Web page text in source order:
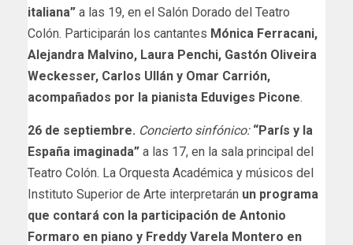
italiana” a las 19, en el Salón Dorado del Teatro
Colón. Participarán los cantantes Mónica Ferracani,
Alejandra Malvino, Laura Penchi, Gastón Oliveira
Weckesser, Carlos Ullán y Omar Carrión,
acompañados por la pianista Eduviges Picone.
26 de septiembre. Concierto sinfónico: “París y la
España imaginada” a las 17, en la sala principal del
Teatro Colón. La Orquesta Académica y músicos del
Instituto Superior de Arte interpretarán un programa
que contará con la participación de Antonio
Formaro en piano y Freddy Varela Montero en